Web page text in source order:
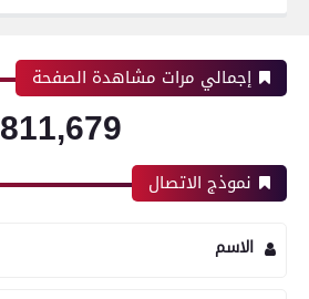
إجمالي مرات مشاهدة الصفحة
811,679
نموذج الاتصال
الاسم